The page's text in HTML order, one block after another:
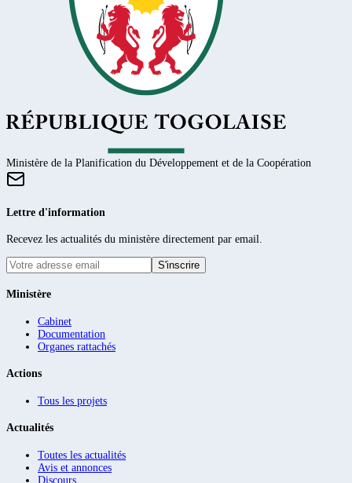
Ministère de la Planification du Développement et de la Coopération
Lettre d'information
Recevez les actualités du ministère directement par email.
S'inscrire
Ministère
Cabinet
Documentation
Organes rattachés
Actions
Tous les projets
Actualités
Toutes les actualités
Avis et annonces
Discours